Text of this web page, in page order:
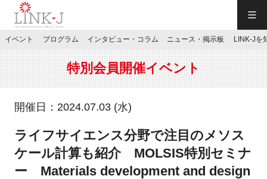
JP／EN
特別会員専用メニュー
イベント プログラム インタビュー・コラム ニュース・掲示板 LINK-Jを
特別会員開催イベント
開催日：2024.07.03 (水)
ライフサイエンス分野で注目のメソス
ケール計算も紹介 MOLSIS特別セミナ
ー Materials development and design